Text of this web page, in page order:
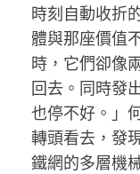
時刻自動收折
體與那座價值
時，它們卻像
回去。同時發
也停不好。」
轉頭看去，發
鐵網的多層機